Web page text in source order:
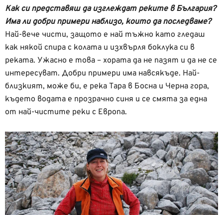
Как си представяш да изглеждат реките в България?
Има ли добри примери наблизо, които да последваме?
Най-вече чисти, защото е най тъжно като гледаш
как някой спира с колата и изхвърля боклука си в
реката. Ужасно е това – хората да не пазят и да не се
интересуват. Добри примери има навсякъде. Най-
близкият, може би, е река Тара в Босна и Черна гора,
където водата е прозрачно синя и се смята за една
от най-чистите реки с Европа.